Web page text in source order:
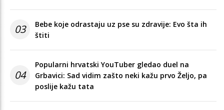
03
Bebe koje odrastaju uz pse su zdravije: Evo šta ih
štiti
04
Popularni hrvatski YouTuber gledao duel na
Grbavici: Sad vidim zašto neki kažu prvo Željo, pa
poslije kažu tata